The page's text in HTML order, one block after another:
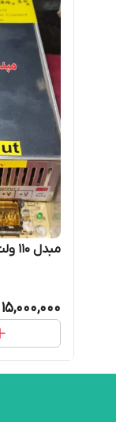
مبدل 110 ولت به 24 ولت 20 آمپر
15,000,000